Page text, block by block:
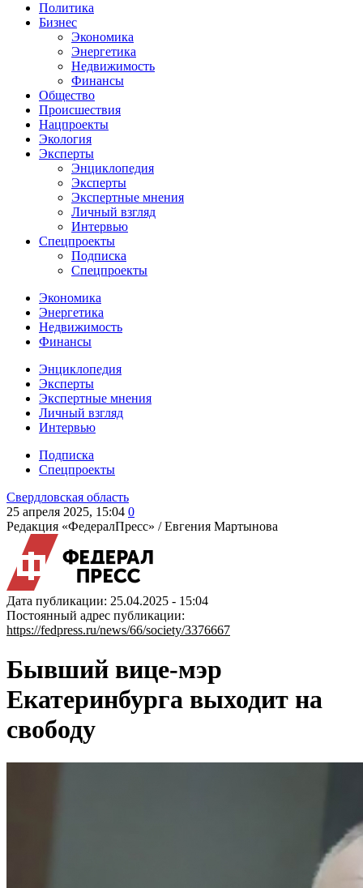
Политика
Бизнес
Экономика
Энергетика
Недвижимость
Финансы
Общество
Происшествия
Нацпроекты
Экология
Эксперты
Энциклопедия
Эксперты
Экспертные мнения
Личный взгляд
Интервью
Спецпроекты
Подписка
Спецпроекты
Экономика
Энергетика
Недвижимость
Финансы
Энциклопедия
Эксперты
Экспертные мнения
Личный взгляд
Интервью
Подписка
Спецпроекты
Свердловская область
25 апреля 2025, 15:04 0
Редакция «ФедералПресс» /Евгения Мартынова
Дата публикации: 25.04.2025 - 15:04
Постоянный адрес публикации:
https://fedpress.ru/news/66/society/3376667
Бывший вице-мэр
Екатеринбурга выходит на
свободу